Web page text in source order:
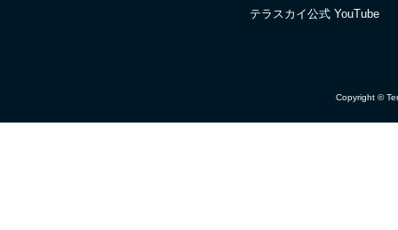
テラスカイ公式 YouTube
Copyright ©